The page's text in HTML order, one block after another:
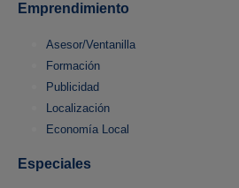
Emprendimiento
Asesor/Ventanilla
Formación
Publicidad
Localización
Economía Local
Especiales